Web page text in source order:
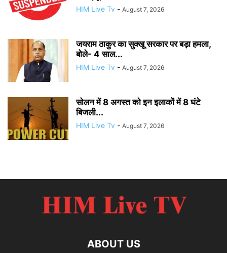
HIM Live Tv - August 7, 2026
जयराम ठाकुर का सुक्खू सरकार पर बड़ा हमला,
बोले- 4 साल...
HIM Live Tv - August 7, 2026
सोलन में 8 अगस्त को इन इलाकों में 8 घंटे
बिजली...
HIM Live Tv - August 7, 2026
ABOUT US